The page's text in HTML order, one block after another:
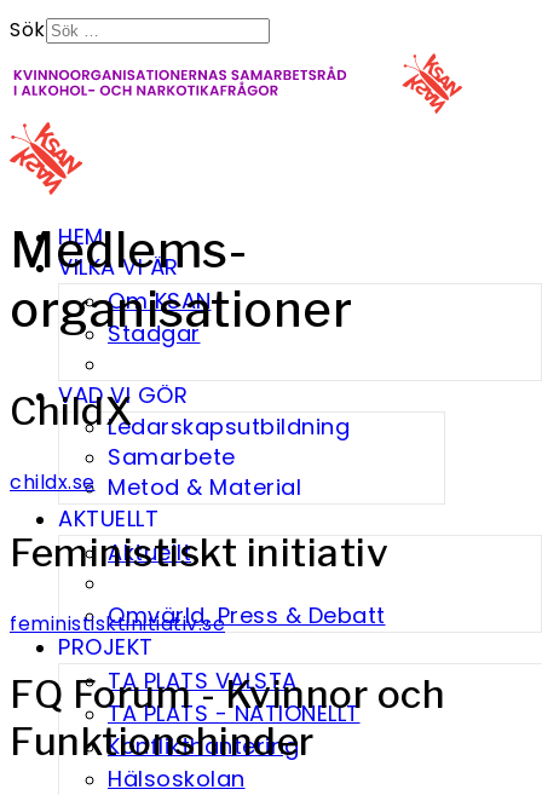
Sök
HEM
VILKA VI ÄR
Om KSAN
Stadgar
VAD VI GÖR
Ledarskapsutbildning
Samarbete
Metod & Material
AKTUELLT
Aktuellt
Omvärld, Press & Debatt
PROJEKT
TA PLATS VALSTA
TA PLATS - NATIONELLT
Konflikthantering
Hälsoskolan
Medlems­
organisationer
ChildX
childx.se
Feministiskt initiativ
feministisktinitiativ.se
FQ Forum - Kvinnor och
Funktionshinder